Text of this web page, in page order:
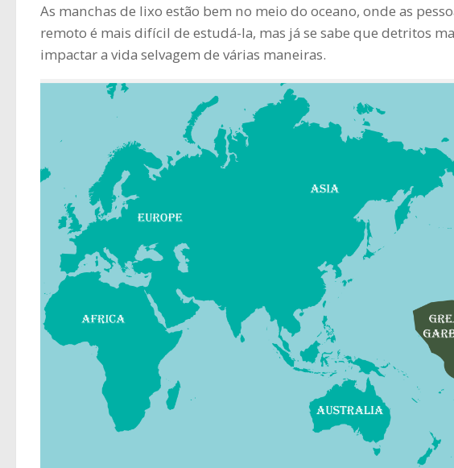
As manchas de lixo estão bem no meio do oceano, onde as
remoto é mais difícil de estudá-la, mas já se sabe que detritos
impactar a vida selvagem de várias maneiras.